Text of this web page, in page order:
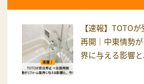
【速報】TOTO
再開｜中東情勢
界に与える影響